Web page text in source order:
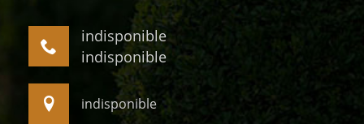
indisponible
indisponible
indisponible